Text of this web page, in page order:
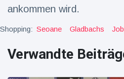
frustriert
Aus
16 Juli
Aufrufe
Jungstorch
nimmt
16 Juli
52
ankommen wird.
Shopping: Seoane Gladbachs Job
Verwandte